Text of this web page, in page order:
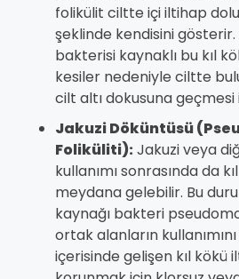
folikülit ciltte içi iltihap dolu
şeklinde kendisini
bakterisi kaynaklı bu kıl
kesiler nedeniyle ciltte
cilt altı dokusuna
Jakuzi Döküntüsü
Foliküliti):Jakuzi veya
kullanımı sonrasında da
meydana gelebilir. Bu
kaynağı bakteri
ortak alanların
içerisinde gelişen kıl kökü